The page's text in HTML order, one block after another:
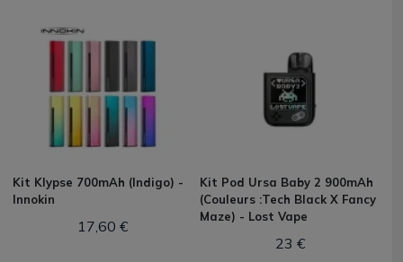
Kit Klypse 700mAh (Indigo) -
Innokin
17,60 €
Kit Pod Ursa Baby 2 900mAh
(Couleurs :Tech Black X Fancy
Maze) - Lost Vape
23 €